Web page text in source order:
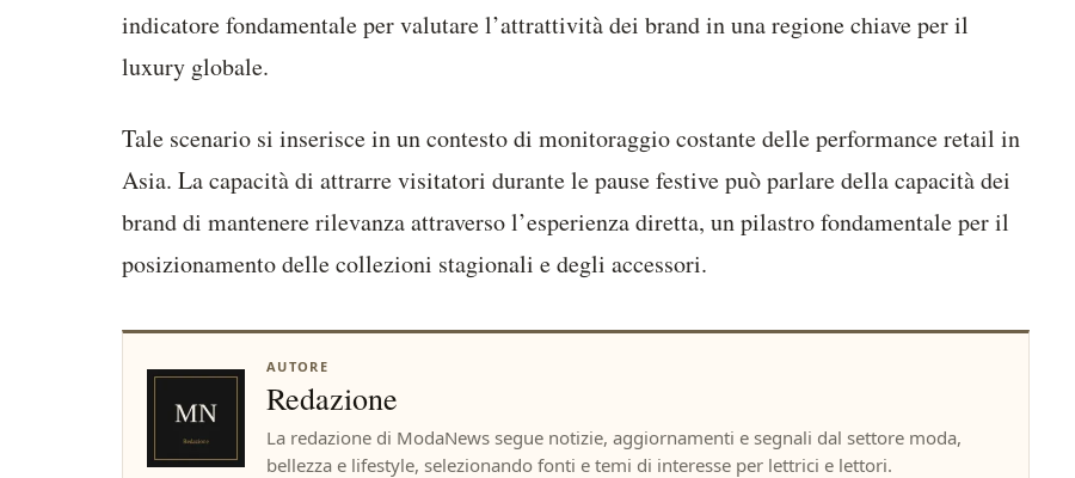
indicatore fondamentale per valutare l’attrattività dei brand in una regione chiave per il
luxury globale.
Tale scenario si inserisce in un contesto di monitoraggio costante delle performance retail in
Asia. La capacità di attrarre visitatori durante le pause festive può parlare della capacità dei
brand di mantenere rilevanza attraverso l’esperienza diretta, un pilastro fondamentale per il
posizionamento delle collezioni stagionali e degli accessori.
AUTORE
Redazione
La redazione di ModaNews segue notizie, aggiornamenti e segnali dal settore moda,
bellezza e lifestyle, selezionando fonti e temi di interesse per lettrici e lettori.